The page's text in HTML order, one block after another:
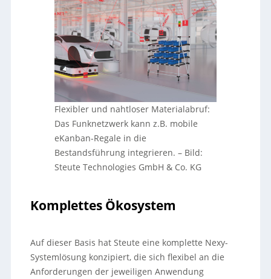
Flexibler und nahtloser Materialabruf:
Das Funknetzwerk kann z.B. mobile
eKanban-Regale in die
Bestandsführung integrieren. – Bild:
Steute Technologies GmbH & Co. KG
Komplettes Ökosystem
Auf dieser Basis hat Steute eine komplette Nexy-
Systemlösung konzipiert, die sich flexibel an die
Anforderungen der jeweiligen Anwendung